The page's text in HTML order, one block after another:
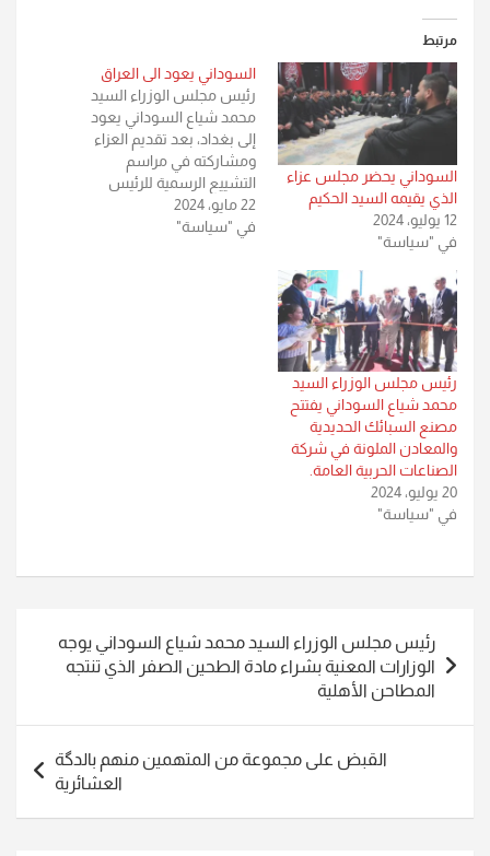
مرتبط
السوداني يحضر مجلس عزاء
الذي يقيمه السيد الحكيم
12 يوليو، 2024
في "سياسة"
السوداني يعود الى العراق
رئيس مجلس الوزراء السيد
محمد شياع السوداني يعود
إلى بغداد، بعد تقديم العزاء
ومشاركته في مراسم
التشييع الرسمية للرئيس
الإيراني الراحل ووزير الخارجية
ورفاقهما، التي أُقيمت في
22 مايو، 2024
في "سياسة"
رئيس مجلس الوزراء السيد
محمد شياع السوداني يفتتح
مصنع السبائك الحديدية
والمعادن الملونة في شركة
الصناعات الحربية العامة.
20 يوليو، 2024
في "سياسة"
المقالات
رئيس مجلس الوزراء السيد محمد شياع السوداني يوجه
الوزارات المعنية بشراء مادة الطحين الصفر الذي تنتجه
المطاحن الأهلية
القبض على مجموعة من المتهمين منهم بالدگة
العشائرية